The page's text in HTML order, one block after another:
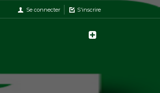
Se connecter S'inscrire